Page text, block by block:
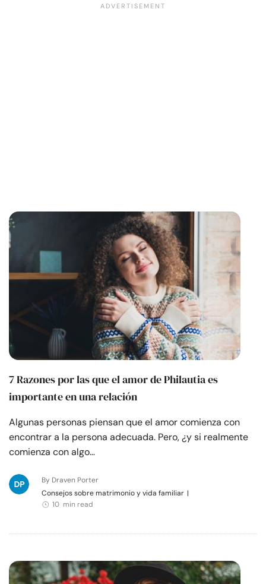
7 Razones por las que el amor de Philautia es
importante en una relación
Algunas personas piensan que el amor comienza con
encontrar a la persona adecuada. Pero, ¿y si realmente
comienza con algo…
By Draven Porter
Consejos sobre matrimonio y vida familiar |
10 min read